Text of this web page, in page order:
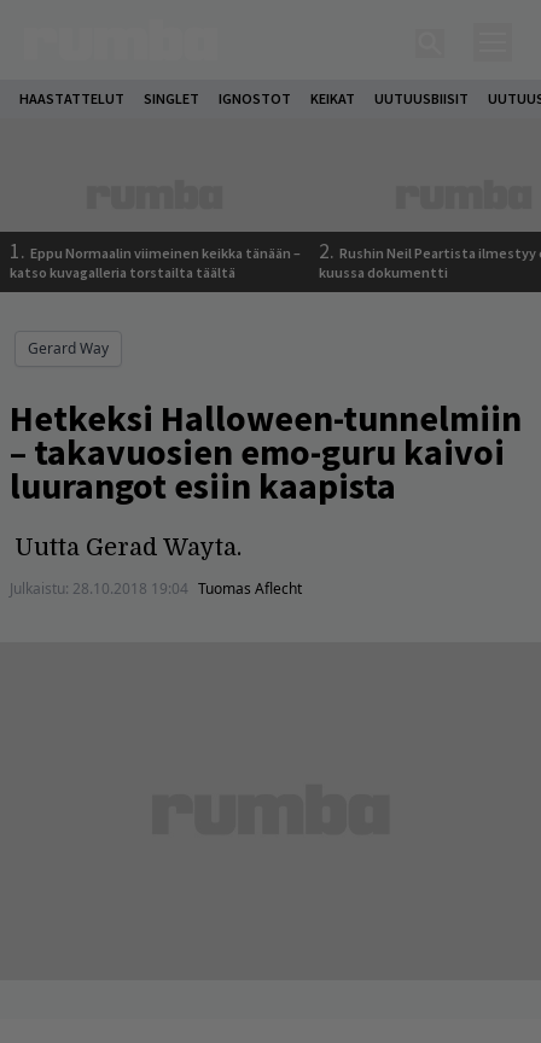
HAASTATTELUT SINGLET IGNOSTOT KEIKAT UUTUUSBIISIT
1. Eppu Normaalin viimeinen keikka tänään –
katso kuvagalleria torstailta täältä
2. Rushin Neil Peartista ilmestyy
kuussa dokumentti
Gerard Way
Hetkeksi Halloween-tunnelmiin
– takavuosien emo-guru kaivoi
luurangot esiin kaapista
Uutta Gerad Wayta.
Julkaistu: 28.10.2018 19:04 Tuomas Aflecht